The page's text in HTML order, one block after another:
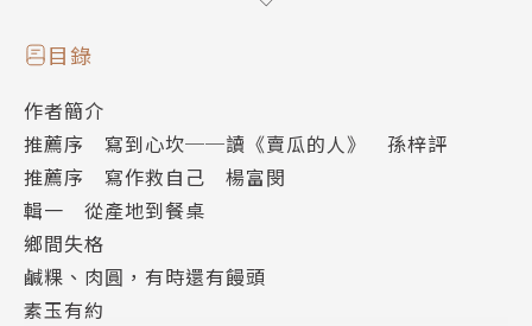
有」的偏鄉漁村，荒索的鐵皮柑仔店、李舵仙廟前的布
袋戲、巷口無名炸蚵嗲、自製的鹹粿饅頭等家常滋
作者同時刻繪與親人間深沉的牽絆。寫在多口之家，劬
勞一生補魚網、仍咬牙送五個孩子去補習的母親，如此
不易，而自己與她那「使盡全力又笨拙的樣子」如此相
像；面對長期缺席仿如遠房親戚的父親，在複雜矛盾心
情中試著與自己和解；說話鋒利如刃的阿媽，有狼性生
命力，更有滿溢的愛。
目錄
作者簡介
推薦序 寫到心坎──讀《賣瓜的人》 孫梓評
推薦序 寫作救自己 楊富閔
輯一 從產地到餐桌
鄉間失格
鹹粿、肉圓，有時還有饅頭
素玉有約